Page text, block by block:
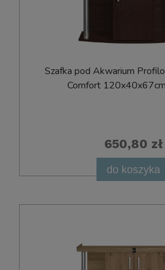
Szafka pod Akwarium
Comfort
650,80 zł
do koszyka